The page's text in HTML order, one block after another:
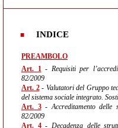
INDICE
PREAMBOLO
Art. 1- Requisiti per
82/2009
Art. 2- Valutatori del Gruppo
del sistema sociale integrato.
Art. 3- Accreditamento delle
82/2009
Art. 4- Decadenza delle